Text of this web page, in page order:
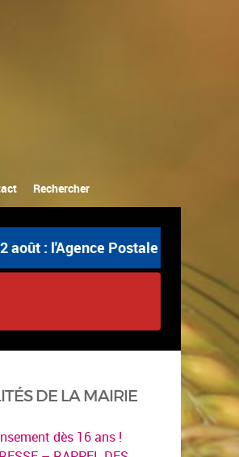
Rechercher
: l'Agence Postale Communale
DE LA MAIRIE
dès 16 ans !